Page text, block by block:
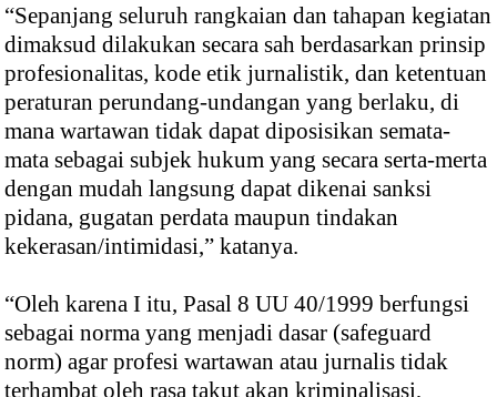
“Sepanjang seluruh rangkaian dan tahapan kegiatan
dimaksud dilakukan secara sah berdasarkan prinsip
profesionalitas, kode etik jurnalistik, dan ketentuan
peraturan perundang-undangan yang berlaku, di
mana wartawan tidak dapat diposisikan semata-
mata sebagai subjek hukum yang secara serta-merta
dengan mudah langsung dapat dikenai sanksi
pidana, gugatan perdata maupun tindakan
kekerasan/intimidasi,” katanya.
“Oleh karena I itu, Pasal 8 UU 40/1999 berfungsi
sebagai norma yang menjadi dasar (safeguard
norm) agar profesi wartawan atau jurnalis tidak
terhambat oleh rasa takut akan kriminalisasi,